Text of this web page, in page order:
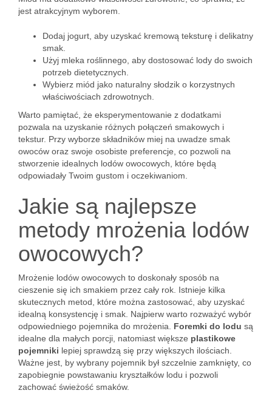
jest atrakcyjnym wyborem.
Dodaj jogurt, aby uzyskać kremową teksturę i delikatny
smak.
Użyj mleka roślinnego, aby dostosować lody do swoich
potrzeb dietetycznych.
Wybierz miód jako naturalny słodzik o korzystnych
właściwościach zdrowotnych.
Warto pamiętać, że eksperymentowanie z dodatkami
pozwala na uzyskanie różnych połączeń smakowych i
tekstur. Przy wyborze składników miej na uwadze smak
owoców oraz swoje osobiste preferencje, co pozwoli na
stworzenie idealnych lodów owocowych, które będą
odpowiadały Twoim gustom i oczekiwaniom.
Jakie są najlepsze
metody mrożenia lodów
owocowych?
Mrożenie lodów owocowych to doskonały sposób na
cieszenie się ich smakiem przez cały rok. Istnieje kilka
skutecznych metod, które można zastosować, aby uzyskać
idealną konsystencję i smak. Najpierw warto rozważyć wybór
odpowiedniego pojemnika do mrożenia. Foremki do lodu są
idealne dla małych porcji, natomiast większe plastikowe
pojemniki lepiej sprawdzą się przy większych ilościach.
Ważne jest, by wybrany pojemnik był szczelnie zamknięty, co
zapobiegnie powstawaniu kryształków lodu i pozwoli
zachować świeżość smaków.